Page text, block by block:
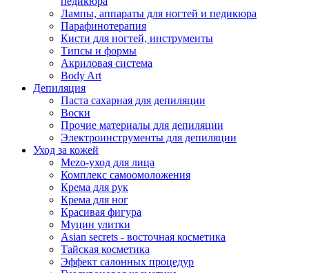
Лампы, аппараты для ногтей и педикюра
Парафинотерапия
Кисти для ногтей, инструменты
Типсы и формы
Акриловая система
Body Art
Депиляция
Паста сахарная для депиляции
Воски
Прочие материалы для депиляции
Электроинструменты для депиляции
Уход за кожей
Mezo-уход для лица
Комплекс самоомоложения
Крема для рук
Крема для ног
Красивая фигура
Муцин улитки
Asian seсrets - восточная косметика
Тайская косметика
Эффект салонных процедур